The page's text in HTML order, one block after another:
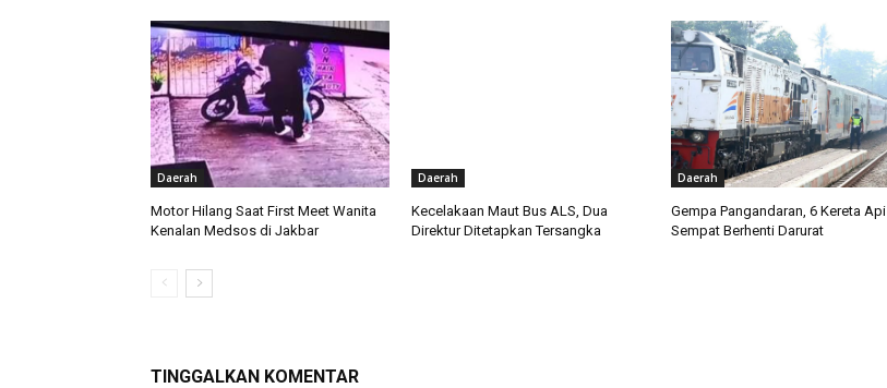
Daerah
Motor Hilang Saat First Meet Wanita
Kenalan Medsos di Jakbar
Daerah
Kecelakaan Maut Bus ALS, Dua
Direktur Ditetapkan Tersangka
Daerah
Gempa Pangandaran, 6 Kereta Api
Sempat Berhenti Darurat
TINGGALKAN KOMENTAR